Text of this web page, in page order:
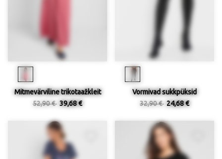
Mitmevärviline trikotaažkleit
52,90 € 39,68 €
Vormivad sukkpüksid
32,90 € 24,68 €